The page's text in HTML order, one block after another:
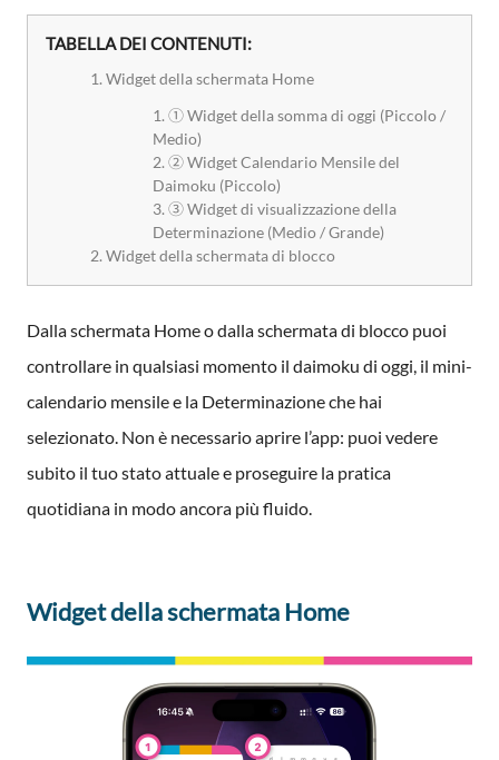
TABELLA DEI CONTENUTI:
Widget della schermata Home
① Widget della somma di oggi (Piccolo /
Medio)
② Widget Calendario Mensile del
Daimoku (Piccolo)
③ Widget di visualizzazione della
Determinazione (Medio / Grande)
Widget della schermata di blocco
Dalla schermata Home o dalla schermata di blocco puoi
controllare in qualsiasi momento il daimoku di oggi, il mini-
calendario mensile e la Determinazione che hai
selezionato. Non è necessario aprire l’app: puoi vedere
subito il tuo stato attuale e proseguire la pratica
quotidiana in modo ancora più fluido.
Widget della schermata Home